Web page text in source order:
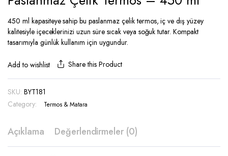
450 ml kapasiteye sahip bu paslanmaz çelik termos, iç ve dış yüzey
kalitesiyle içeceklerinizi uzun süre sıcak veya soğuk tutar. Kompakt
tasarımıyla günlük kullanım için uygundur.
Add to wishlist Share this Product
SKU: BYT181
Category:
Termos & Matara
Açıklama Değerlendirmeler (0)